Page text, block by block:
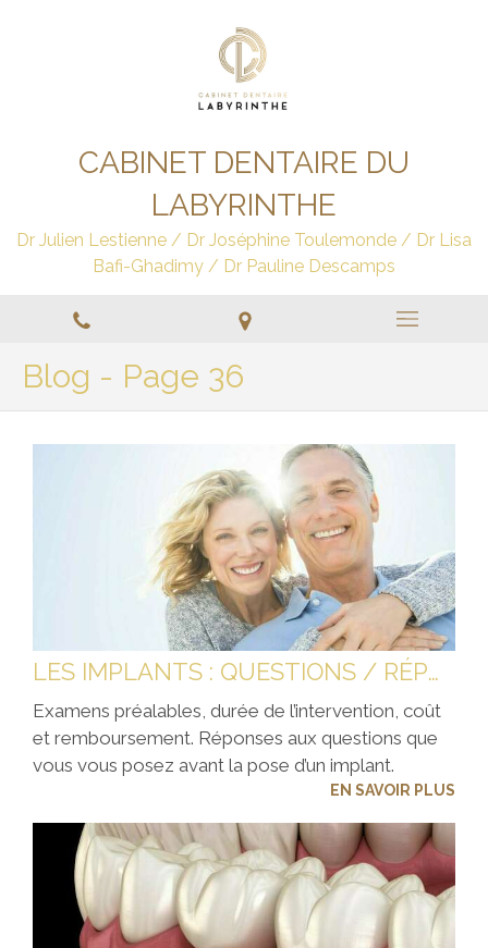
CABINET DENTAIRE DU
LABYRINTHE
Dr Julien Lestienne / Dr Joséphine Toulemonde / Dr Lisa
Bafi-Ghadimy / Dr Pauline Descamps
Blog - Page 36
LES IMPLANTS : QUESTIONS / RÉPONSES
Examens préalables, durée de l’intervention, coût
et remboursement. Réponses aux questions que
vous vous posez avant la pose d’un implant.
EN SAVOIR PLUS